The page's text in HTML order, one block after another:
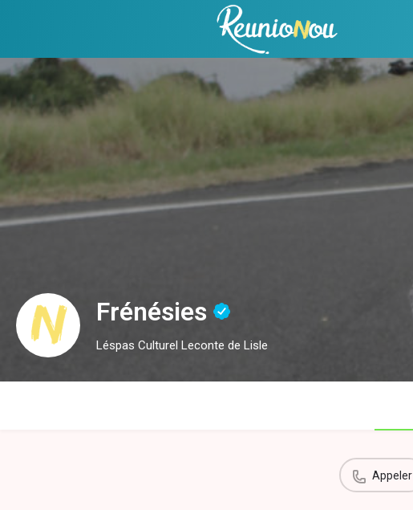
Frénésies
Léspas Culturel Leconte de Lisle
Appeler